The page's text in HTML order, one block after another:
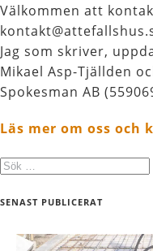
Välkommen att
Jag som skriver,
Mikael Asp-Tjällden
Spokesman AB
Läs mer om oss och
SENAST PUBLICERAT